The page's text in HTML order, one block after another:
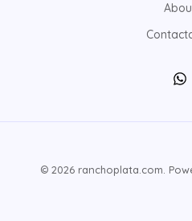
© 2026 ranchoplata.com.